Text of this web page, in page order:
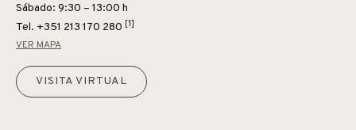
Sábado: 9:30 – 13:00 h
Tel. +351 213 170 280 [1]
VER MAPA
VISITA VIRTUAL